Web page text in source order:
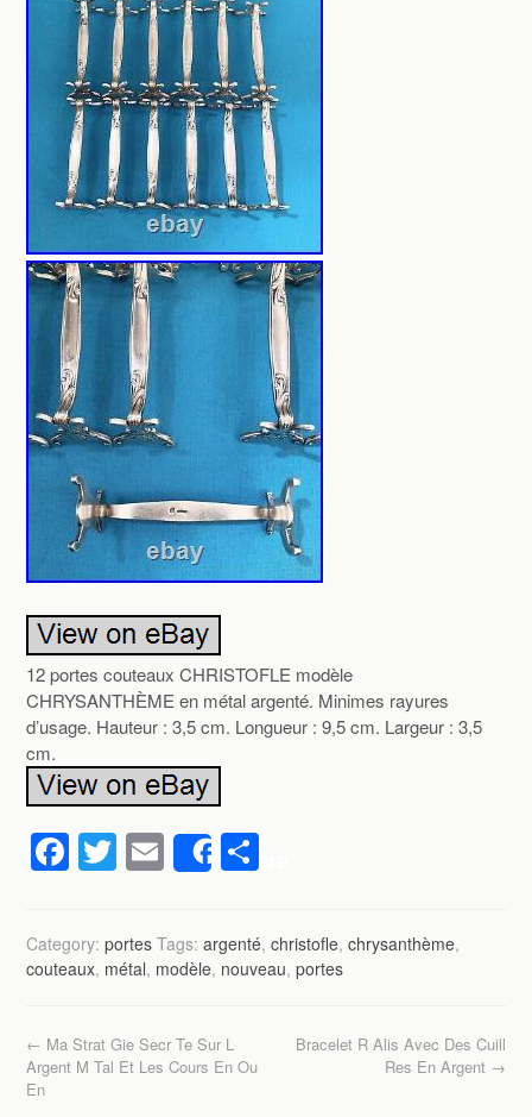
12 portes couteaux CHRISTOFLE modèle
CHRYSANTHÈME en métal argenté. Minimes rayures
d’usage. Hauteur : 3,5 cm. Longueur : 9,5 cm. Largeur : 3,5
cm.
F
c
e
o
o
T
tt
er
E
m
ail
Share
ta
g
Category:portes Tags:argenté,christofle,chrysanthème,
couteaux, métal, modèle, nouveau,portes
Post navigation
← Ma Strat Gie Secr Te Sur L
Argent M Tal Et Les Cours En Ou
En
Bracelet R Alis Avec Des Cuill
Res En Argent →